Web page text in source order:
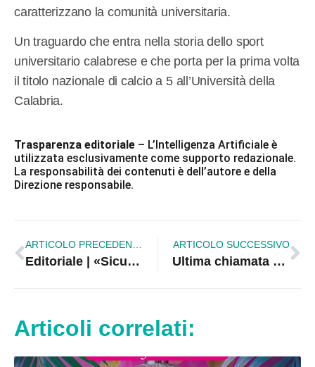
caratterizzano la comunità universitaria.
Un traguardo che entra nella storia dello sport
universitario calabrese e che porta per la prima volta
il titolo nazionale di calcio a 5 all’Università della
Calabria.
Trasparenza editoriale – L’Intelligenza Artificiale è
utilizzata esclusivamente come supporto redazionale.
La responsabilità dei contenuti è dell’autore e della
Direzione responsabile.
Editoriale | «Sicurezza e verità prima dell’immagine: il silenzio non protegge la città»
ARTICOLO SUCCESSIVO
Ultima chiamata per i sindaci calabresi: fondi europei per il ripristino della natura
Articoli correlati: